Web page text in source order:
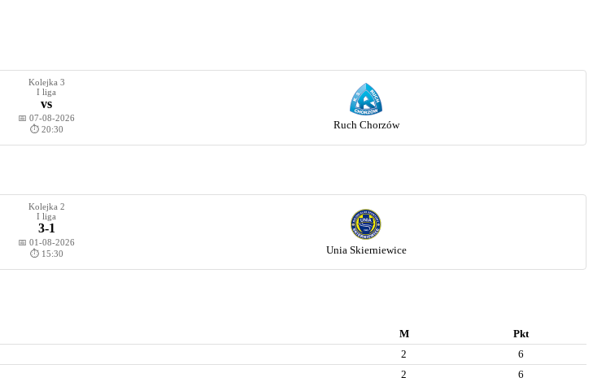
Kolejka 3
I liga
vs
📅 07-08-2026
⏱️ 20:30
Ruch Chorzów
Kolejka 2
I liga
3-1
📅 01-08-2026
⏱️ 15:30
Unia Skierniewice
M
Pkt
2
6
2
6